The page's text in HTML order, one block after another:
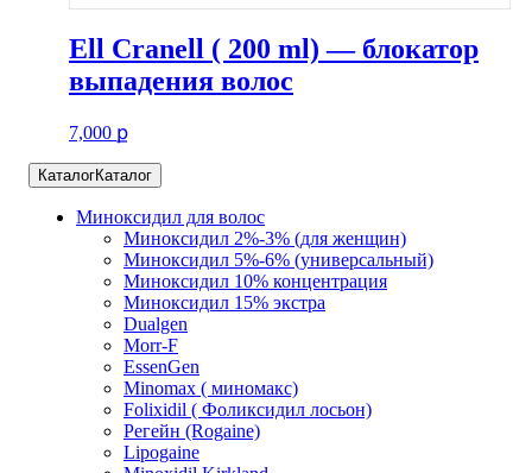
Ell Cranell ( 200 ml) — блокатор
выпадения волос
7,000 ք
КаталогКаталог
Миноксидил для волос
Миноксидил 2%-3% (для женщин)
Миноксидил 5%-6% (универсальный)
Миноксидил 10% концентрация
Миноксидил 15% экстра
Dualgen
Morr-F
EssenGen
Minomax ( миномакс)
Folixidil ( Фоликсидил лосьон)
Регейн (Rogaine)
Lipogaine